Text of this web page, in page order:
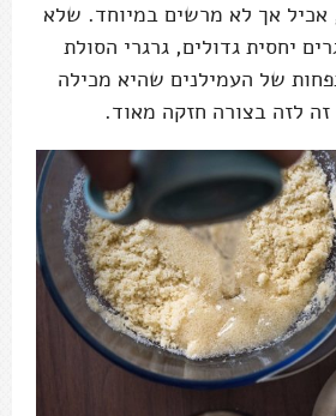
אכיל אך לא מרשים במיוחד. שלא
יחסית גדולים, גרגרי הסולת
של העמילנים שהיא מכילה
לזה בצורה חזקה מאוד.